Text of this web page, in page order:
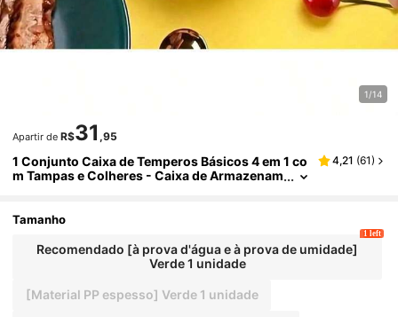
1/14
Apartir de R$31 ,95
1 Conjunto Caixa de Temperos Básicos 4 em 1 co
m Tampas e Colheres - Caixa de Armazenam
Essencial para a Cozinha
4,21 (61)
Tamanho
Recomendado [à prova d'água e à prova de umidade]
Verde 1 unidade
1 left
[Material PP espesso] Verde 1 unidade